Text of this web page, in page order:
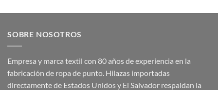
SOBRE NOSOTROS
Empresa y marca textil con 80 años de experiencia en la
fabricación de ropa de punto. Hilazas importadas
directamente de Estados Unidos y El Salvador respaldan la